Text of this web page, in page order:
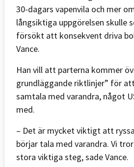
30-dagars vapenvila och mer
långsiktiga uppgörelsen skulle
försökt att konsekvent driva
Vance.
Han vill att parterna kommer
grundläggande riktlinjer” för
samtala med varandra, något
med.
– Det är mycket viktigt att
börjar tala med varandra. Vi
stora viktiga steg, sade Vance.